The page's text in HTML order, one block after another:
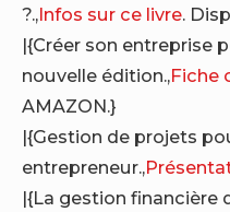
?.,Infos sur ce livre.
|{Créer son entreprise
nouvelle édition.,Fiche
AMAZON.}
|{Gestion de projets
entrepreneur.,
|{La gestion financière